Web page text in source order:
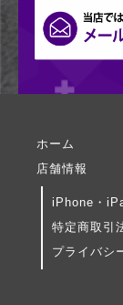
ホーム
店舗情報
iPhone・
特定商取引
プライバシ